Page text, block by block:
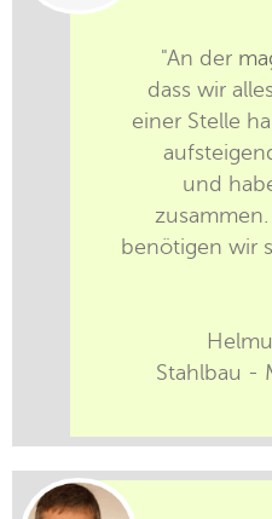
"An der
dass wir
einer Stelle
und
benötigen wir
Stahlbau -